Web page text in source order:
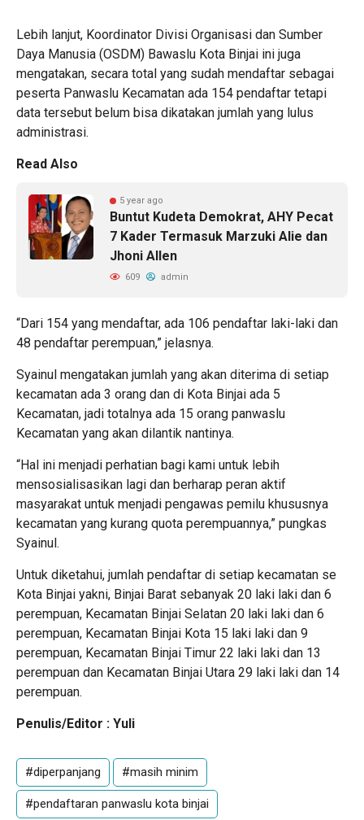
Lebih lanjut, Koordinator Divisi Organisasi dan Sumber
Daya Manusia (OSDM) Bawaslu Kota Binjai ini juga
mengatakan, secara total yang sudah mendaftar sebagai
peserta Panwaslu Kecamatan ada 154 pendaftar tetapi
data tersebut belum bisa dikatakan jumlah yang lulus
administrasi.
Read Also
5 year ago
Buntut Kudeta Demokrat, AHY Pecat
7 Kader Termasuk Marzuki Alie dan
Jhoni Allen
609 admin
“Dari 154 yang mendaftar, ada 106 pendaftar laki-laki dan
48 pendaftar perempuan,” jelasnya.
Syainul mengatakan jumlah yang akan diterima di setiap
kecamatan ada 3 orang dan di Kota Binjai ada 5
Kecamatan, jadi totalnya ada 15 orang panwaslu
Kecamatan yang akan dilantik nantinya.
“Hal ini menjadi perhatian bagi kami untuk lebih
mensosialisasikan lagi dan berharap peran aktif
masyarakat untuk menjadi pengawas pemilu khususnya
kecamatan yang kurang quota perempuannya,” pungkas
Syainul.
Untuk diketahui, jumlah pendaftar di setiap kecamatan se
Kota Binjai yakni, Binjai Barat sebanyak 20 laki laki dan 6
perempuan, Kecamatan Binjai Selatan 20 laki laki dan 6
perempuan, Kecamatan Binjai Kota 15 laki laki dan 9
perempuan, Kecamatan Binjai Timur 22 laki laki dan 13
perempuan dan Kecamatan Binjai Utara 29 laki laki dan 14
perempuan.
Penulis/Editor : Yuli
#diperpanjang #masih minim
#pendaftaran panwaslu kota binjai